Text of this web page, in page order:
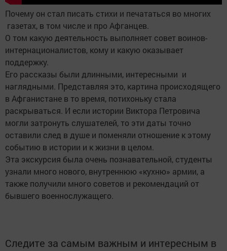
Почему он стал писать стихи и печататься во многих
газетах, в том числе и про Афганцев.
О том какую деятельность выполняет совет воинов-
интернационалистов, кому и какую оказывает
поддержку.
Его рассказы были длинными, интересными и
наглядными. Представляя это, картина происходящего
в Афганистане в то время, потихоньку стала
раскрываться. И если истории Виктора Петровича
могли затронуть слушателей, то эти даты точно
оставили след в душе и поменяли отношение к этому
событию в истории и к жизни в целом.
Эта экскурсия была очень познавательной, студенты
узнали много нового, внутреннюю «кухню» армии, а
также получили много советов и рекомендаций от
бывшего военнослужащего.
Следите за самым важным и интересным в